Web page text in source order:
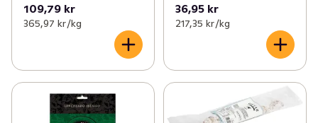
109,79 kr
365,97 kr /kg
36,95 kr
217,35 kr /kg